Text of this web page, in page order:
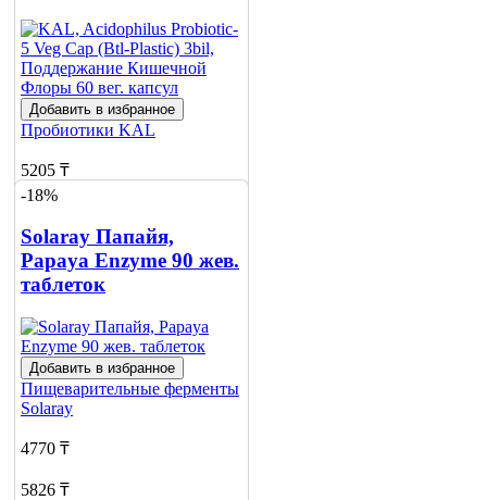
Добавить в избранное
Пробиотики KAL
5205 ₸
Добавить в корзину
-18%
Solaray Папайя,
Papaya Enzyme 90 жев.
таблеток
Добавить в избранное
Пищеварительные ферменты
Solaray
4770 ₸
5826 ₸